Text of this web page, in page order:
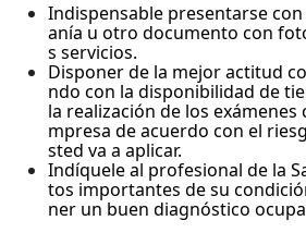
Indispensable presentarse con
anía u otro documento con
s servicios.
Disponer de la mejor actitud
ndo con la disponibilidad de
la realización de los
mpresa de acuerdo con el
sted va a aplicar.
Indíquele al profesional de la
tos importantes de su
ner un buen diagnóstico